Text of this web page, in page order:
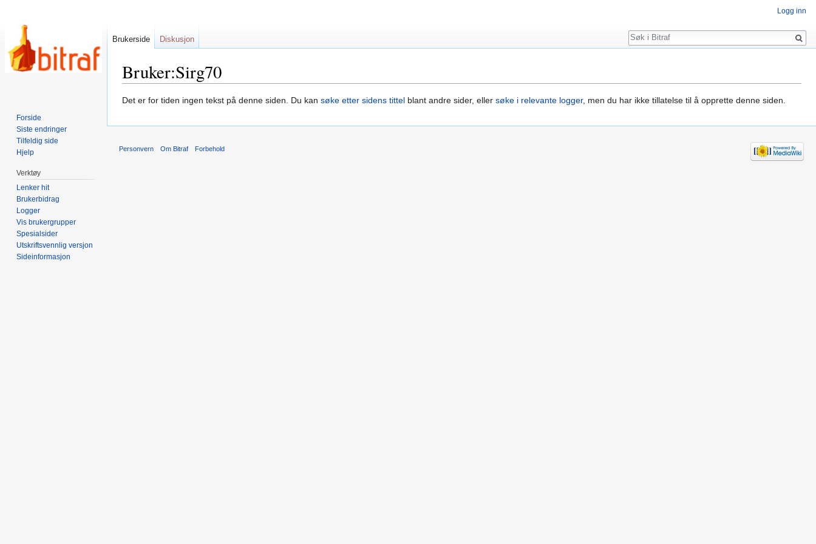
Bruker:Sirg70
Hopp
navigering
Hopp
søk
Det er for tiden ingen tekst på denne siden. Du kan søke etter sidens tittel blant andre sider, eller søke i relevante logger, men du har ikke tillatelse til å opprette denne siden.
Logg inn
Brukerside Diskusjon
Søk
Forside
Siste endringer
Tilfeldig side
Hjelp
Verktøy
Lenker hit
Brukerbidrag
Logger
Vis brukergrupper
Spesialsider
Utskriftsvennlig versjon
Sideinformasjon
Personvern Om Bitraf Forbehold